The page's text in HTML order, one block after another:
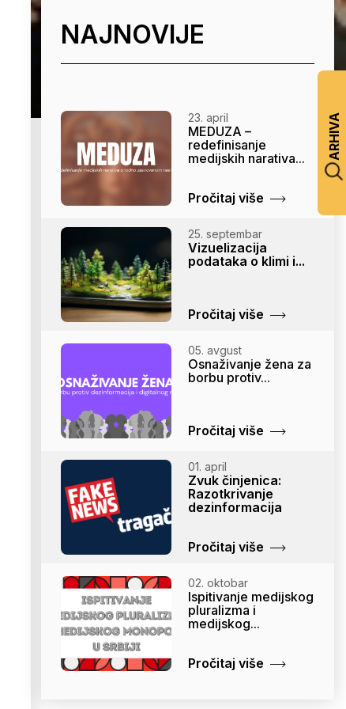
ARHIVA
NAJNOVIJE
23. april
MEDUZA –
redefinisanje
medijskih narativa...
Pročitaj više
25. septembar
Vizuelizacija
podataka o klimi i...
Pročitaj više
05. avgust
Osnaživanje žena za
borbu protiv...
Pročitaj više
01. april
Zvuk činjenica:
Razotkrivanje
dezinformacija
Pročitaj više
02. oktobar
Ispitivanje medijskog
pluralizma i
medijskog...
Pročitaj više